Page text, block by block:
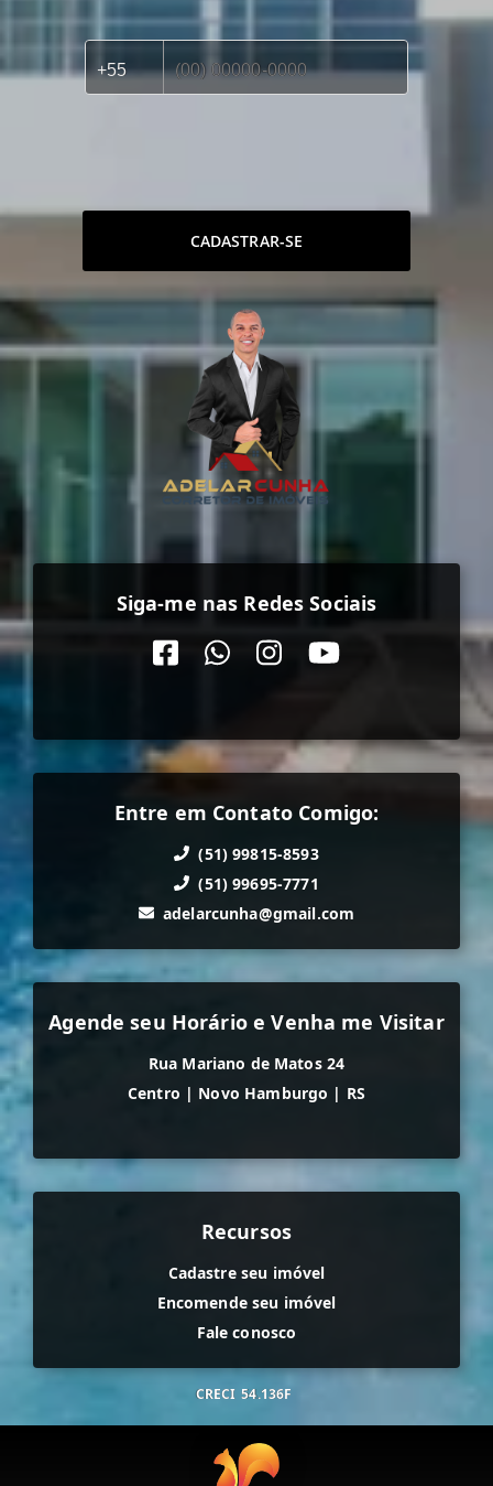
CADASTRAR-SE
Siga-me nas Redes Sociais
Entre em Contato Comigo:
(51) 99815-8593
(51) 99695-7771
adelarcunha@gmail.com
Agende seu Horário e Venha me Visitar
Rua Mariano de Matos 24
Centro | Novo Hamburgo | RS
Recursos
Cadastre seu imóvel
Encomende seu imóvel
Fale conosco
CRECI 54.136F